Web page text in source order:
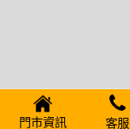
門市資訊 客服